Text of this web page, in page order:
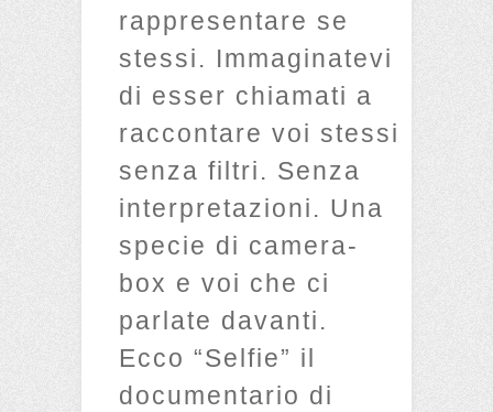
rappresentare se
stessi. Immaginatevi
di esser chiamati a
raccontare voi stessi
senza filtri. Senza
interpretazioni. Una
specie di camera-
box e voi che ci
parlate davanti.
Ecco “Selfie” il
documentario di